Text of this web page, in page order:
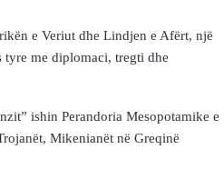
e Veriut dhe Lindjen e Afërt, një
me diplomaci, tregti dhe
ishin Perandoria Mesopotamike e
Mikenianët në Greqinë